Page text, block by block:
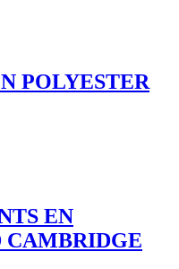
POLYESTER
EN
CAMBRIDGE